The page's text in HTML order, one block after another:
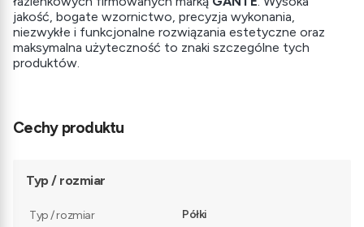
jakość, bogate wzornictwo, precyzja wykonania,
niezwykłe i funkcjonalne rozwiązania estetyczne oraz
maksymalna użyteczność to znaki szczególne tych
produktów.
Cechy produktu
Typ / rozmiar
Typ / rozmiar Półki